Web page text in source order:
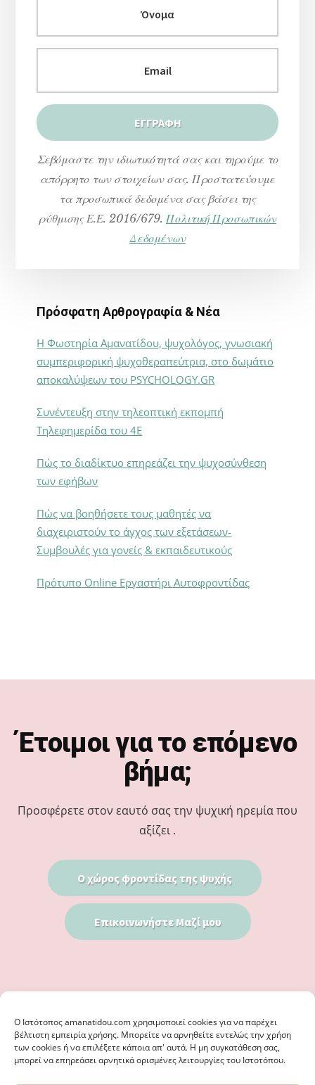
Ο Iστότοπος amanatidou.com χρησιμοποιεί cookies για να παρέχει
βέλτιστη εμπειρία χρήσης. Μπορείτε να αρνηθείτε εντελώς την χρήση
των cookies ή να επιλέξετε κάποια απ' αυτά. Η μη συγκατάθεση σας,
μπορεί να επηρεάσει αρνητικά ορισμένες λειτουργίες του Ιστοτόπου.
Σεβόμαστε την ιδιωτικότητά σας και τηρούμε το
απόρρητο των στοιχείων σας. Προστατεύουμε
τα προσωπικά δεδομένα σας βάσει της
ρύθμισης Ε.Ε. 2016/679. Πολιτική Προσωπικών
Δεδομένων
Πρόσφατη Αρθρογραφία & Νέα
Η Φωστηρία Αμανατίδου, ψυχολόγος, γνωσιακή
συμπεριφορική ψυχοθεραπεύτρια, στο δωμάτιο
αποκαλύψεων του PSYCHOLOGY.GR
Συνέντευξη στην τηλεοπτική εκπομπή
Τηλεφημερίδα του 4Ε
Πώς το διαδίκτυο επηρεάζει την ψυχοσύνθεση
των εφήβων
Πώς να βοηθήσετε τους μαθητές να
διαχειριστούν το άγχος των εξετάσεων-
Συμβουλές για γονείς & εκπαιδευτικούς
Πρότυπο Online Εργαστήρι Αυτοφροντίδας
Έτοιμοι για το επόμενο
βήμα;
Προσφέρετε στον εαυτό σας την ψυχική ηρεμία που
αξίζει .
Ο χώρος φροντίδας της ψυχής
Επικοινωνήστε Μαζί μου